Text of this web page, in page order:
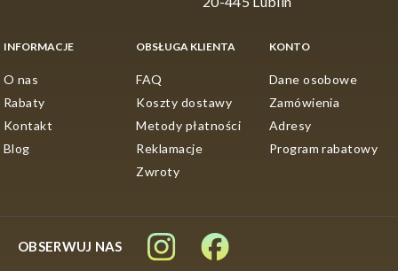
INFORMACJE
O nas
Rabaty
Kontakt
Blog
OBSŁUGA KLIENTA
FAQ
Koszty dostawy
Metody płatności
Reklamacje
Zwroty
KONTO
Dane osobowe
Zamówienia
Adresy
Program rabatowy
OBSERWUJ NAS